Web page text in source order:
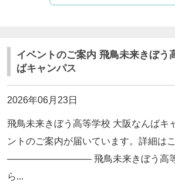
イベントのご案内 飛鳥未来きぼう
ばキャンパス
2026年06月23日
飛鳥未来きぼう高等学校 大阪なんばキ
ントのご案内が届いています。詳細は
————————— 飛鳥未来きぼう高等
ら...